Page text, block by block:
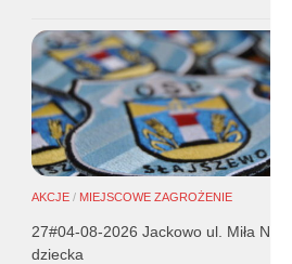
AKCJE / MIEJSCOWE ZAGROŻENIE
27#04-08-2026 Jackowo ul. Miła
dziecka